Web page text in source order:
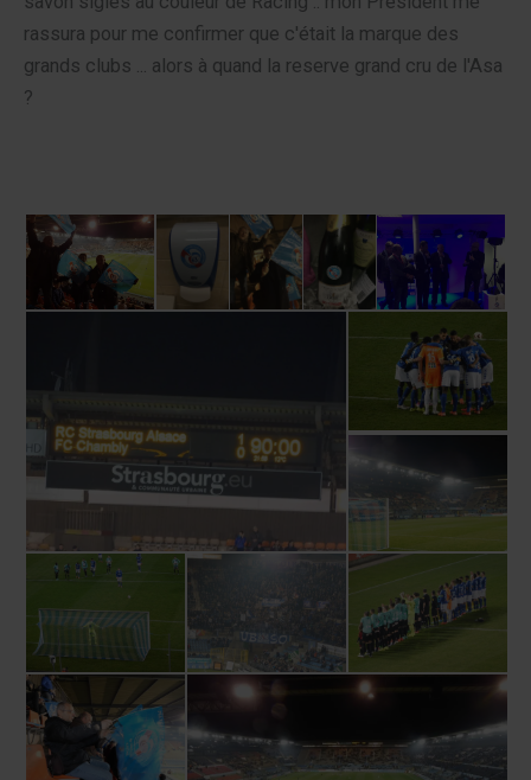
rassura pour me confirmer que c'était la marque des
grands clubs ... alors à quand la reserve grand cru de l'Asa
?